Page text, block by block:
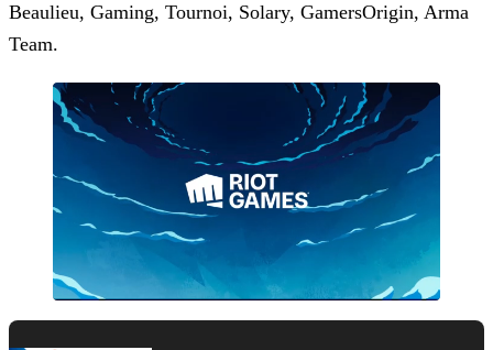
Beaulieu, Gaming, Tournoi, Solary, GamersOrigin, Arma
Team.